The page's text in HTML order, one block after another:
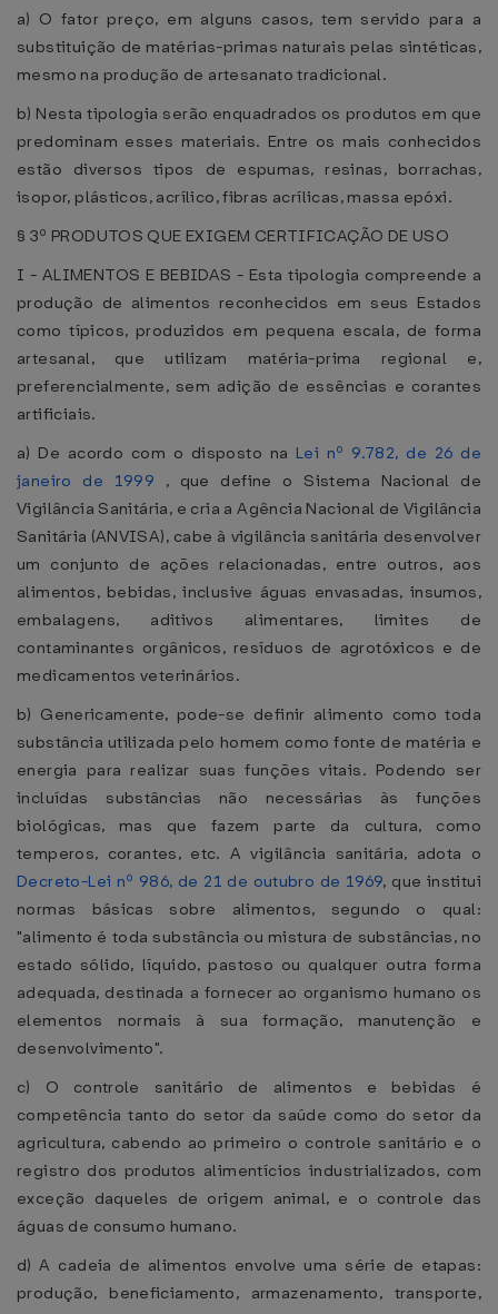
a) O fator preço, em alguns casos, tem servido para a
substituição de matérias-primas naturais pelas sintéticas,
mesmo na produção de artesanato tradicional.
b) Nesta tipologia serão enquadrados os produtos em que
predominam esses materiais. Entre os mais conhecidos
estão diversos tipos de espumas, resinas, borrachas,
isopor, plásticos, acrílico, fibras acrílicas, massa epóxi.
§ 3º PRODUTOS QUE EXIGEM CERTIFICAÇÃO DE USO
I - ALIMENTOS E BEBIDAS - Esta tipologia compreende a
produção de alimentos reconhecidos em seus Estados
como típicos, produzidos em pequena escala, de forma
artesanal, que utilizam matéria-prima regional e,
preferencialmente, sem adição de essências e corantes
artificiais.
a) De acordo com o disposto na Lei nº 9.782, de 26 de
janeiro de 1999 , que define o Sistema Nacional de
Vigilância Sanitária, e cria a Agência Nacional de Vigilância
Sanitária (ANVISA), cabe à vigilância sanitária desenvolver
um conjunto de ações relacionadas, entre outros, aos
alimentos, bebidas, inclusive águas envasadas, insumos,
embalagens, aditivos alimentares, limites de
contaminantes orgânicos, resíduos de agrotóxicos e de
medicamentos veterinários.
b) Genericamente, pode-se definir alimento como toda
substância utilizada pelo homem como fonte de matéria e
energia para realizar suas funções vitais. Podendo ser
incluídas substâncias não necessárias às funções
biológicas, mas que fazem parte da cultura, como
temperos, corantes, etc. A vigilância sanitária, adota o
Decreto-Lei nº 986, de 21 de outubro de 1969, que institui
normas básicas sobre alimentos, segundo o qual:
"alimento é toda substância ou mistura de substâncias, no
estado sólido, líquido, pastoso ou qualquer outra forma
adequada, destinada a fornecer ao organismo humano os
elementos normais à sua formação, manutenção e
desenvolvimento".
c) O controle sanitário de alimentos e bebidas é
competência tanto do setor da saúde como do setor da
agricultura, cabendo ao primeiro o controle sanitário e o
registro dos produtos alimentícios industrializados, com
exceção daqueles de origem animal, e o controle das
águas de consumo humano.
d) A cadeia de alimentos envolve uma série de etapas:
produção, beneficiamento, armazenamento, transporte,